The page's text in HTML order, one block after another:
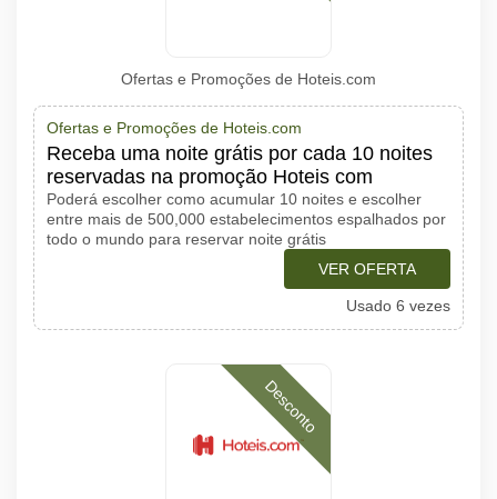
Ofertas e Promoções de Hoteis.com
Ofertas e Promoções de Hoteis.com
Receba uma noite grátis por cada 10 noites
reservadas na promoção Hoteis com
Poderá escolher como acumular 10 noites e escolher
entre mais de 500,000 estabelecimentos espalhados por
todo o mundo para reservar noite grátis
VER OFERTA
Usado 6 vezes
Desconto